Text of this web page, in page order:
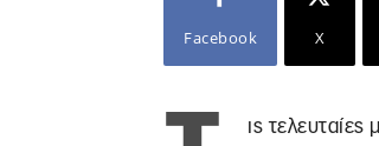
Facebook X
ις